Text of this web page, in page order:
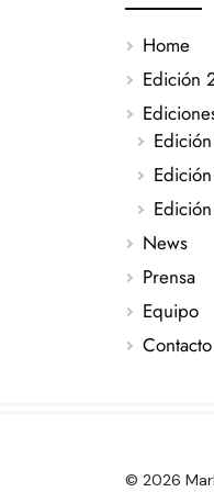
Home
Edición
News
Prensa
Equipo
Contacto
© 2026